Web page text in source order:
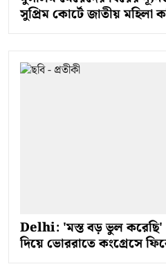
সুপ্রিম কোর্টে জাতীয় মহিলা
Delhi: 'মস্ত বড় ভুল
দিয়ে ভোররাতে কংগ্রেসে